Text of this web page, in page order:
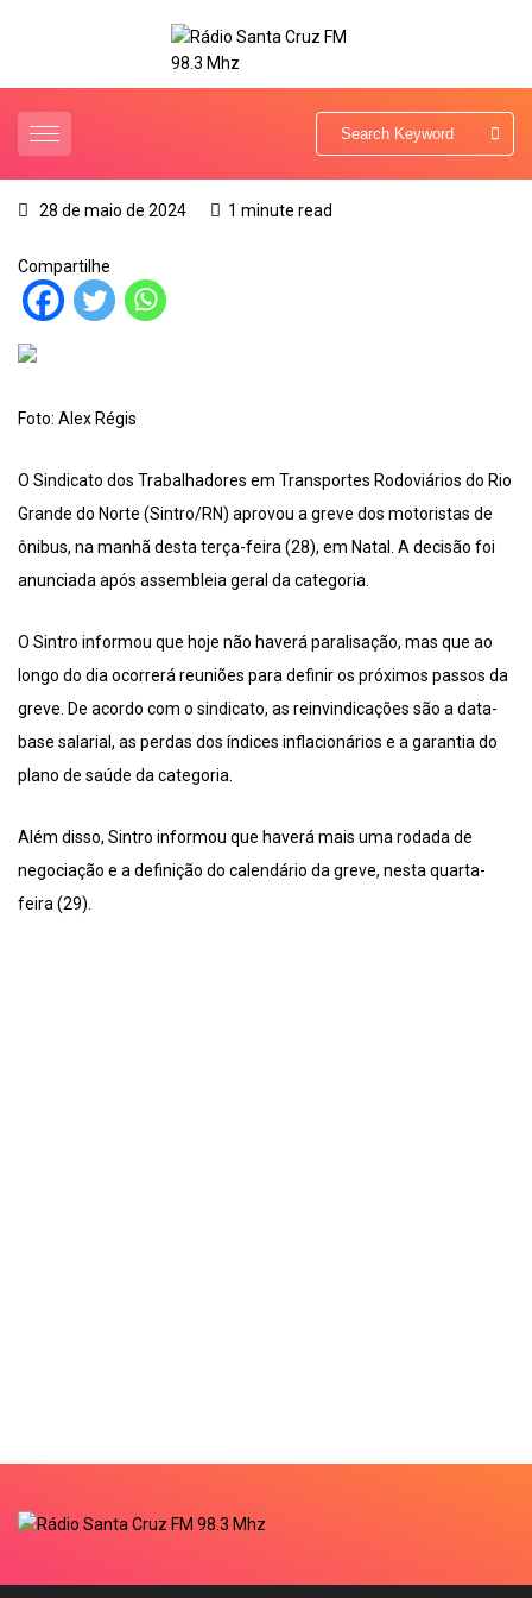
28 de maio de 2024 1 minute read
Compartilhe
Foto: Alex Régis
O Sindicato dos Trabalhadores em Transportes Rodoviários do Rio
Grande do Norte (Sintro/RN) aprovou a greve dos motoristas de
ônibus, na manhã desta terça-feira (28), em Natal. A decisão foi
anunciada após assembleia geral da categoria.
O Sintro informou que hoje não haverá paralisação, mas que ao
longo do dia ocorrerá reuniões para definir os próximos passos da
greve. De acordo com o sindicato, as reinvindicações são a data-
base salarial, as perdas dos índices inflacionários e a garantia do
plano de saúde da categoria.
Além disso, Sintro informou que haverá mais uma rodada de
negociação e a definição do calendário da greve, nesta quarta-
feira (29).